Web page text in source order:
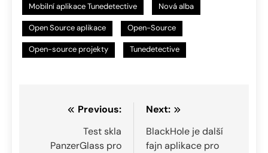
Mobilní aplikace Tunedetective Nová alba
Open Source aplikace Open-Source
Open-source projekty Tunedetective
NavigacePrevious:
Test skla
PanzerGlass pro
Next:
BlackHole je další
fajn aplikace pro